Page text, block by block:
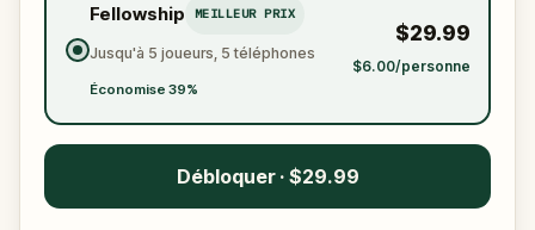
Fellowship MEILLEUR PRIX
Jusqu'à 5 joueurs, 5 téléphones
Économise 39%
$29.99
$6.00/personne
Débloquer · $29.99